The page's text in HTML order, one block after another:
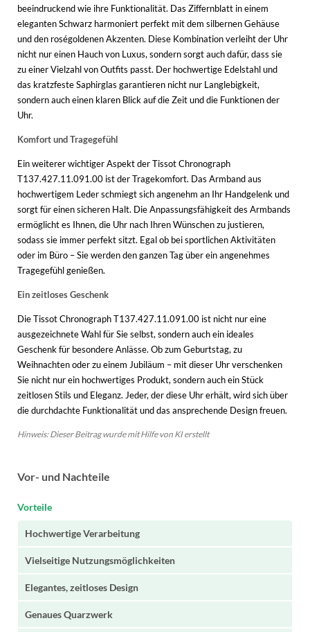
beeindruckend wie ihre Funktionalität. Das Ziffernblatt in einem
eleganten Schwarz harmoniert perfekt mit dem silbernen Gehäuse
und den roségoldenen Akzenten. Diese Kombination verleiht der Uhr
nicht nur einen Hauch von Luxus, sondern sorgt auch dafür, dass sie
zu einer Vielzahl von Outfits passt. Der hochwertige Edelstahl und
das kratzfeste Saphirglas garantieren nicht nur Langlebigkeit,
sondern auch einen klaren Blick auf die Zeit und die Funktionen der
Uhr.
Komfort und Tragegefühl
Ein weiterer wichtiger Aspekt der Tissot Chronograph
T137.427.11.091.00 ist der Tragekomfort. Das Armband aus
hochwertigem Leder schmiegt sich angenehm an Ihr Handgelenk und
sorgt für einen sicheren Halt. Die Anpassungsfähigkeit des Armbands
ermöglicht es Ihnen, die Uhr nach Ihren Wünschen zu justieren,
sodass sie immer perfekt sitzt. Egal ob bei sportlichen Aktivitäten
oder im Büro – Sie werden den ganzen Tag über ein angenehmes
Tragegefühl genießen.
Ein zeitloses Geschenk
Die Tissot Chronograph T137.427.11.091.00 ist nicht nur eine
ausgezeichnete Wahl für Sie selbst, sondern auch ein ideales
Geschenk für besondere Anlässe. Ob zum Geburtstag, zu
Weihnachten oder zu einem Jubiläum – mit dieser Uhr verschenken
Sie nicht nur ein hochwertiges Produkt, sondern auch ein Stück
zeitlosen Stils und Eleganz. Jeder, der diese Uhr erhält, wird sich über
die durchdachte Funktionalität und das ansprechende Design freuen.
Hinweis: Dieser Beitrag wurde mit Hilfe von KI erstellt
Vor- und Nachteile
Vorteile
Hochwertige Verarbeitung
Vielseitige Nutzungsmöglichkeiten
Elegantes, zeitloses Design
Genaues Quarzwerk